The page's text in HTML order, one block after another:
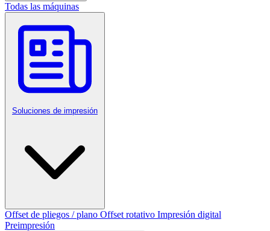
Todas las máquinas
Soluciones de impresión
Offset de pliegos / plano Offset rotativo Impresión digital
Preimpresión